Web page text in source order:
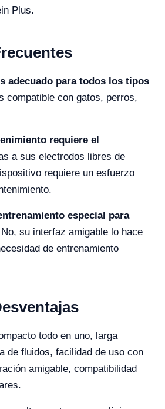
Plus.
adecuado para todos los tipos
compatible con gatos, perros,
requiere el
a sus electrodos libres de
requiere un esfuerzo
especial para
No, su interfaz amigable lo hace
de entrenamiento
todo en uno, larga
de fluidos, facilidad de uso con
amigable, compatibilidad